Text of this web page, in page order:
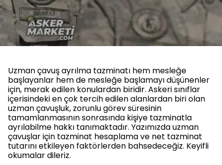
Uzman çavuş ayrılma tazminatı hem mesleğe
başlayanlar hem de mesleğe başlamayı düşünenler
için, merak edilen konulardan biridir. Askeri sınıflar
içerisindeki en çok tercih edilen alanlardan biri olan
uzman çavuşluk, zorunlu görev süresinin
tamamlanmasının sonrasında kişiye tazminatla
ayrılabilme hakkı tanımaktadır. Yazımızda uzman
çavuşlar için tazminat hesaplama ve net tazminat
tutarını etkileyen faktörlerden bahsedeceğiz. Keyifli
okumalar dileriz.